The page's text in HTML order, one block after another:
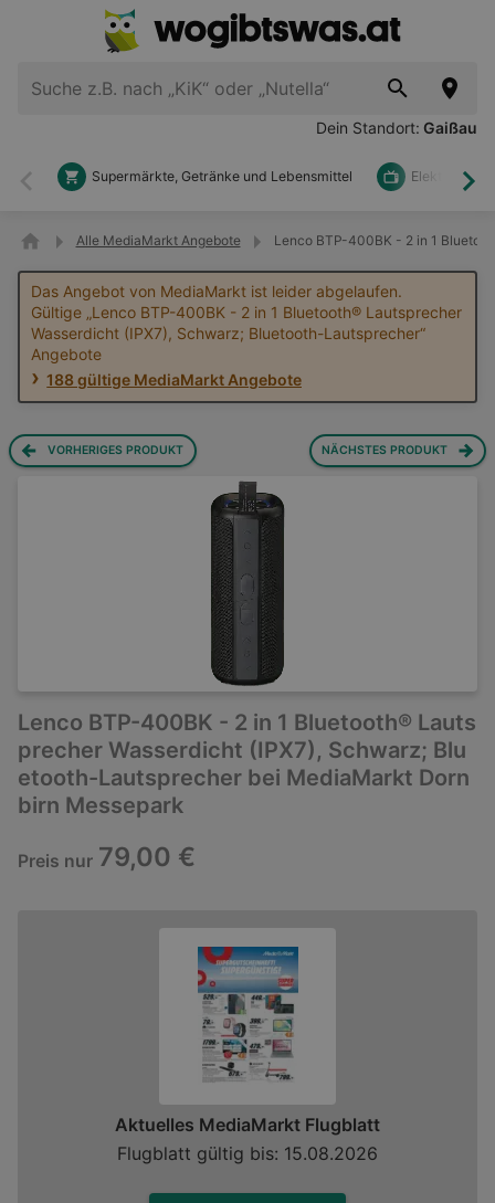
Dein Standort: Gaißau
Zurück
Supermärkte, Getränke und Lebensmittel Elektronik
Alle MediaMarkt Angebote Lenco BTP-400BK - 2 in 1
Das Angebot von MediaMarkt ist leider abgelaufen.
Gültige „Lenco BTP-400BK - 2 in 1 Bluetooth® Lautsprecher
Wasserdicht (IPX7), Schwarz; Bluetooth-Lautsprecher“
Angebote
188 gültige MediaMarkt Angebote
VORHERIGES PRODUKT NÄCHSTES PRODUKT
Lenco BTP-400BK - 2 in 1 Bluetooth® Lauts
precher Wasserdicht (IPX7), Schwarz; Blu
etooth-Lautsprecher bei MediaMarkt Dorn
birn Messepark
Preis nur 79,00 €
Aktuelles MediaMarkt Flugblatt
Flugblatt gültig bis: 15.08.2026